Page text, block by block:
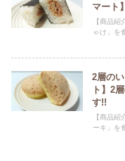
マート
【商品
ゃけ」を
2層の
ト】2
す!!
【商品
ーキ」を